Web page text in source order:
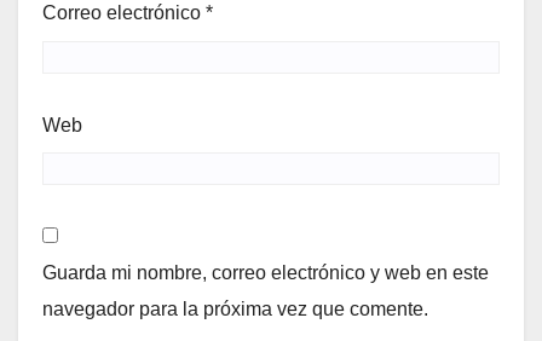
Correo electrónico *
Web
Guarda mi nombre, correo electrónico y web en este
navegador para la próxima vez que comente.